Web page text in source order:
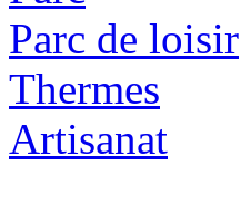
Parc de loisir
Thermes
Artisanat